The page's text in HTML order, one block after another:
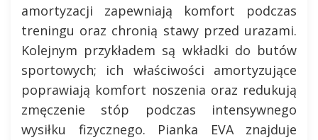
amortyzacji zapewniają komfort podczas
treningu oraz chronią stawy przed urazami.
Kolejnym przykładem są wkładki do butów
sportowych; ich właściwości amortyzujące
poprawiają komfort noszenia oraz redukują
zmęczenie stóp podczas intensywnego
wysiłku fizycznego. Pianka EVA znajduje